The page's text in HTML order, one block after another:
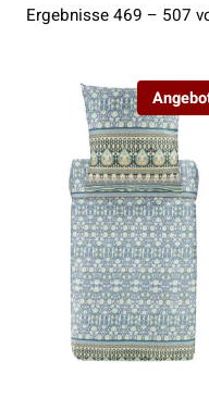
Ergebnisse 469 – 507